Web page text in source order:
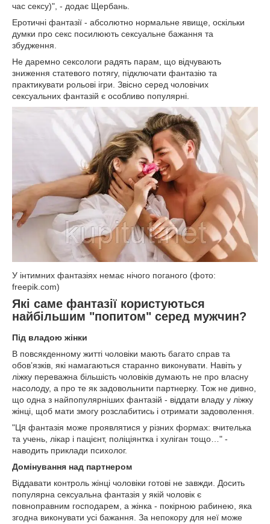
час сексу)", - додає Щербань.
Еротичні фантазії - абсолютно нормальне явище, оскільки
думки про секс посилюють сексуальне бажання та
збудження.
Не даремно сексологи радять парам, що відчувають
зниження статевого потягу, підключати фантазію та
практикувати рольові ігри. Звісно серед чоловічих
сексуальних фантазій є особливо популярні.
У інтимних фантазіях немає нічого поганого (фото:
freepik.com)
Які саме фантазії користуються
найбільшим "попитом" серед мужчин?
Під владою жінки
В повсякденному житті чоловіки мають багато справ та
обов’язків, які намагаються старанно виконувати. Навіть у
ліжку переважна більшість чоловіків думають не про власну
насолоду, а про те як задовольнити партнерку. Тож не дивно,
що одна з найпопулярніших фантазій - віддати владу у ліжку
жінці, щоб мати змогу розслабитись і отримати задоволення.
"Ця фантазія може проявлятися у різних формах: вчителька
та учень, лікар і пацієнт, поліціянтка і хуліган тощо…" -
наводить приклади психолог.
Домінування над партнером
Віддавати контроль жінці чоловіки готові не завжди. Досить
популярна сексуальна фантазія у якій чоловік є
повноправним господарем, а жінка - покірною рабинею, яка
згодна виконувати усі бажання. За непокору для неї може